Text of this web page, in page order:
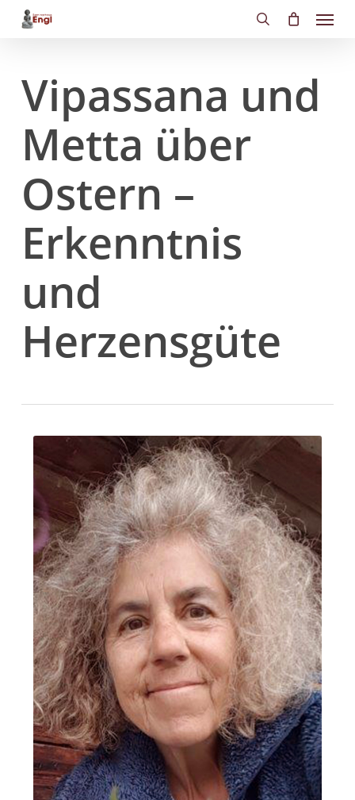
Menu
Vipassana und
Metta über
Ostern –
Erkenntnis
und
Herzensgüte